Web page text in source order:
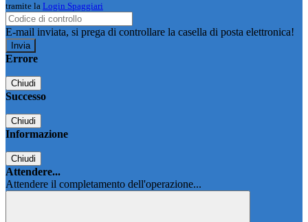
tramite la Login Spaggiari
E-mail inviata, si prega di controllare la casella di posta elettronica!
Errore
Chiudi
Successo
Chiudi
Informazione
Chiudi
Attendere...
Attendere il completamento dell'operazione...